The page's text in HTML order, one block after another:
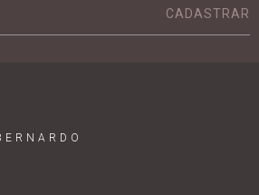
CADASTRAR